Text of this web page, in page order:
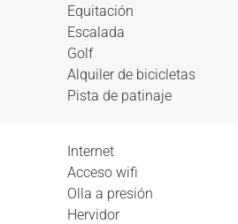
Equitación
Escalada
Golf
Alquiler de bicicletas
Pista de patinaje
Internet
Acceso wifi
Olla a presión
Hervidor